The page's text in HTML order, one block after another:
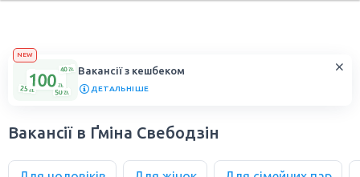
NEW
Вакансії з кешбеком
ДЕТАЛЬНІШЕ
Вакансії в Ґміна Свебодзін